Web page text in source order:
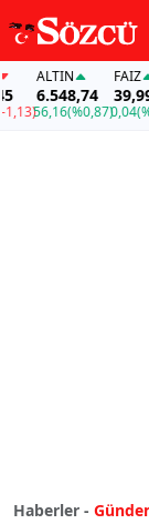
ALTIN
6.548,74
56,16(%0,87)
FAİZ
39,99
0,04
Haberler -